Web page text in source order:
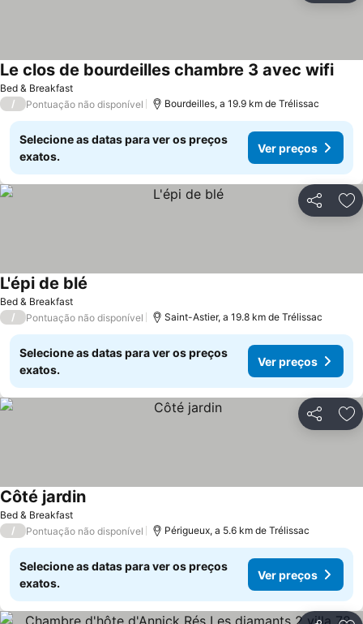
Bed & Breakfast
Le clos de bourdeilles chambre 3 avec wifi
/ Pontuação não disponível Bourdeilles, a 19.9 km de Trélissac
Selecione as datas para ver os preços
exatos.
Ver preços
Partilhar
Bed & Breakfast
L'épi de blé
/ Pontuação não disponível Saint-Astier, a 19.8 km de Trélissac
Selecione as datas para ver os preços
exatos.
Ver preços
Partilhar
Bed & Breakfast
Côté jardin
/ Pontuação não disponível Périgueux, a 5.6 km de Trélissac
Selecione as datas para ver os preços
exatos.
Ver preços